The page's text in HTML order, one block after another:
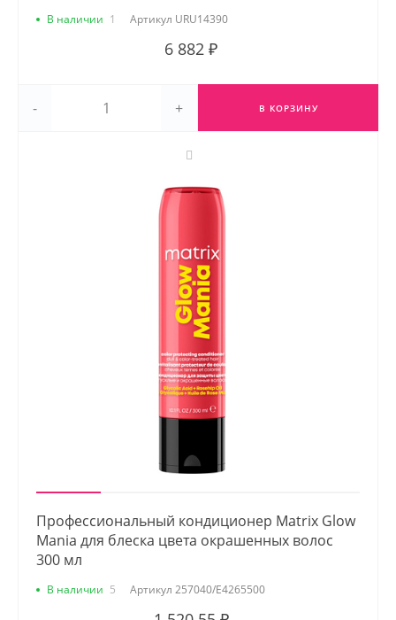
В наличии 1 Артикул URU14390
6 882 ₽
- + В КОРЗИНУ
Профессиональный кондиционер Matrix Glow
Mania для блеска цвета окрашенных волос
300 мл
В наличии 5 Артикул 257040/E4265500